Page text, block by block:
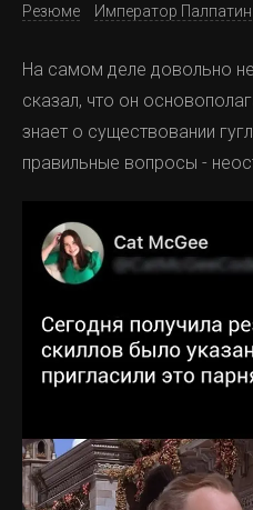
Резюме
Император Палпатин
На самом деле довольно
сказал, что он
знает о существовании
правильные вопросы -